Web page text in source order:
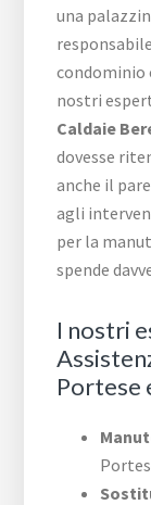
una
condominio
nostri
Caldaie
dovesse
anche il
agli
per la
spende
I nostri
Portese